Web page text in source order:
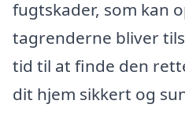
fugtskader, som kan
tagrenderne bliver
tid til at finde den
dit hjem sikkert og